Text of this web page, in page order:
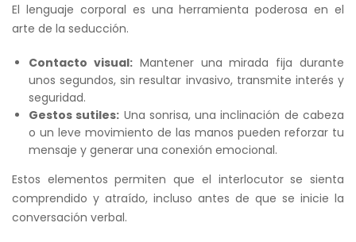
El lenguaje corporal es una herramienta poderosa en el
arte de la seducción.
Contacto visual:Mantener una mirada fija durante
unos segundos, sin resultar invasivo, transmite interés y
seguridad.
Gestos sutiles: Una sonrisa, una inclinación de cabeza
o un leve movimiento de las manos pueden reforzar tu
mensaje y generar una conexión emocional.
Estos elementos permiten que el interlocutor se sienta
comprendido y atraído, incluso antes de que se inicie la
conversación verbal.